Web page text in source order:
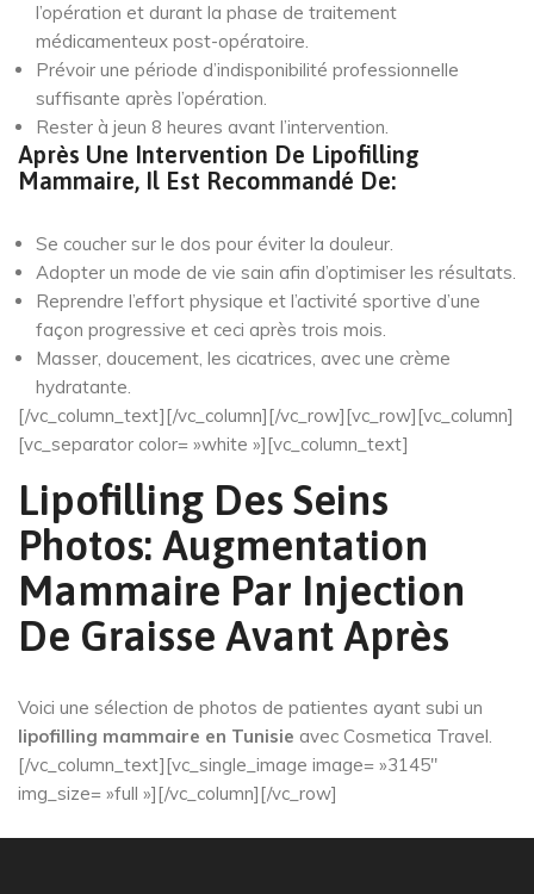
l’opération et durant la phase de traitement
médicamenteux post-opératoire.
Prévoir une période d’indisponibilité professionnelle
suffisante après l’opération.
Rester à jeun 8 heures avant l’intervention.
Après Une Intervention De Lipofilling
Mammaire, Il Est Recommandé De:
Se coucher sur le dos pour éviter la douleur.
Adopter un mode de vie sain afin d’optimiser les résultats.
Reprendre l’effort physique et l’activité sportive d’une
façon progressive et ceci après trois mois.
Masser, doucement, les cicatrices, avec une crème
hydratante.
[/vc_column_text][/vc_column][/vc_row][vc_row][vc_column]
[vc_separator color= »white »][vc_column_text]
Lipofilling Des Seins
Photos: Augmentation
Mammaire Par Injection
De Graisse Avant Après
Voici une sélection de photos de patientes ayant subi un
lipofilling mammaire en Tunisie avec Cosmetica Travel.
[/vc_column_text][vc_single_image image= »3145″
img_size= »full »][/vc_column][/vc_row]